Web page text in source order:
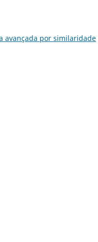
avançada por similaridade